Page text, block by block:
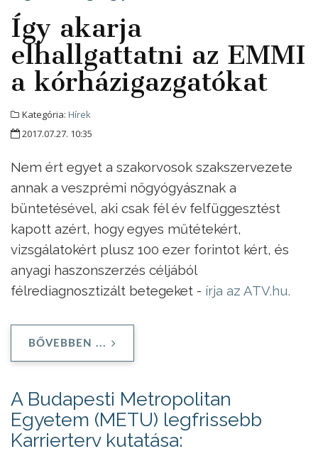
Így akarja
elhallgattatni az EMMI
a kórházigazgatókat
Kategória: Hírek
2017.07.27. 10:35
Nem ért egyet a szakorvosok szakszervezete
annak a veszprémi nőgyógyásznak a
büntetésével, aki csak fél év felfüggesztést
kapott azért, hogy egyes műtétekért,
vizsgálatokért plusz 100 ezer forintot kért, és
anyagi haszonszerzés céljából
félrediagnosztizált betegeket - írja az ATV.hu.
BŐVEBBEN ...
A Budapesti Metropolitan
Egyetem (METU) legfrissebb
Karrierterv kutatása: